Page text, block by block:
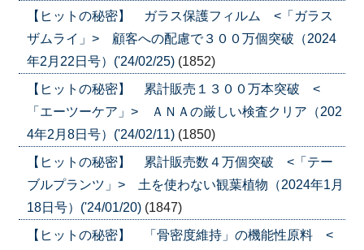
【ヒットの秘密】 ガラス保護フィルム <「ガラス
ザムライ」> 顧客への配慮で３００万個突破（2024
年2月22日号）('24/02/25) (1852)
【ヒットの秘密】 累計販売１３００万本突破 <
「エーツーケア」> ＡＮＡの厳しい検査クリア（202
4年2月8日号）('24/02/11) (1850)
【ヒットの秘密】 累計販売数４万個突破 <「テー
ブルプランツ」> 土を使わない観葉植物（2024年1月
18日号）('24/01/20) (1847)
【ヒットの秘密】 「骨密度維持」の機能性原料 <